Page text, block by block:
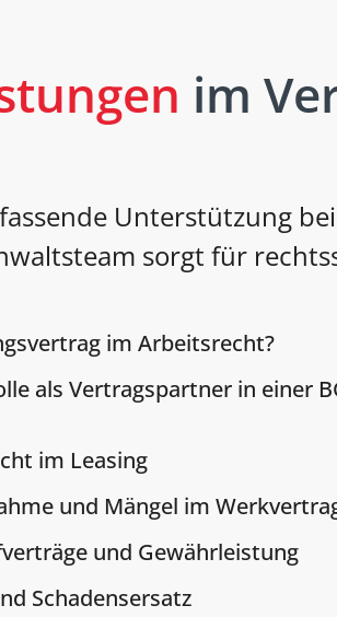
im
Unterstützung
sorgt für
im Arbeitsrecht?
als Vertragspartner in einer
im Leasing
und Mängel im
und Gewährleistung
Schadensersatz